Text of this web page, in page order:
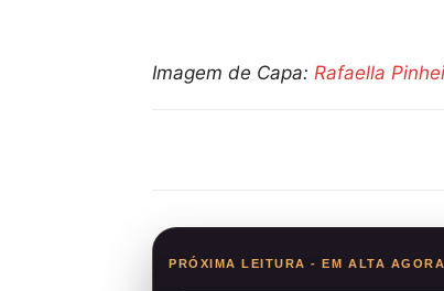
Imagem de Capa: Rafaella
PRÓXIMA LEITURA - EM ALTA AGORA